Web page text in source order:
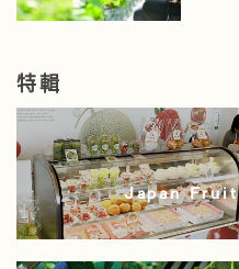
特輯
Japan